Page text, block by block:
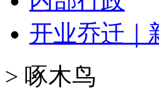
开业乔迁｜
> 啄木鸟